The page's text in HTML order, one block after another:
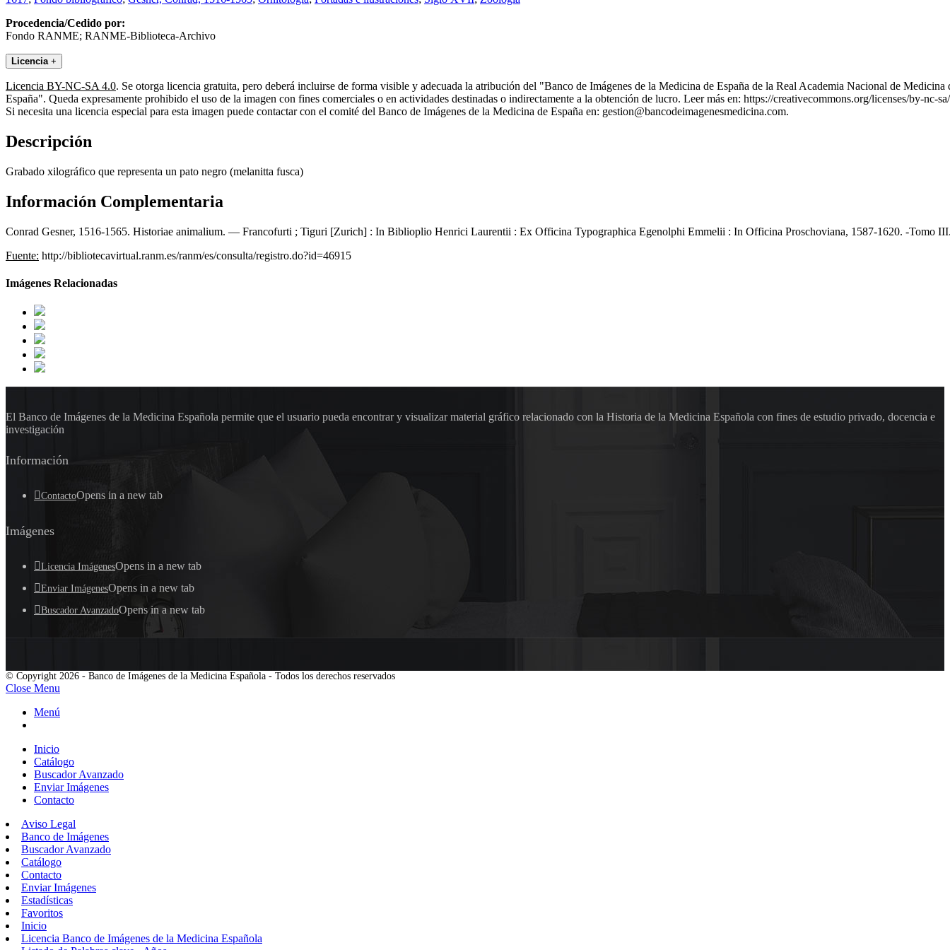
Procedencia/Cedido por:
Fondo RANME; RANME-Biblioteca-Archivo
Licencia +
Licencia BY-NC-SA 4.0. Se otorga licencia gratuita, pero deberá incluirse de forma visible y adecuada la atribución del "Banco de Imágenes de la Medicina de España de la Real Academia Nacional de Medicina
España". Queda expresamente prohibido el uso de la imagen con fines comerciales o en actividades destinadas o indirectamente a la obtención de lucro. Leer más en: https://creativecommons.org/licenses/by-nc-
Si necesita una licencia especial para esta imagen puede contactar con el comité del Banco de Imágenes de la Medicina de España en: gestion@bancodeimagenesmedicina.com.
Descripción
Grabado xilográfico que representa un pato negro (melanitta fusca)
Información Complementaria
Conrad Gesner, 1516-1565. Historiae animalium. — Francofurti ; Tiguri [Zurich] : In Biblioplio Henrici Laurentii : Ex Officina Typographica Egenolphi Emmelii : In Officina Proschoviana, 1587-1620. -Tomo
Fuente: http://bibliotecavirtual.ranm.es/ranm/es/consulta/registro.do?id=46915
Imágenes Relacionadas
El Banco de Imágenes de la Medicina Española permite que el usuario pueda encontrar y visualizar material gráfico relacionado con la Historia de la Medicina Española con fines de estudio privado, docencia e
investigación
Información
ContactoOpens in a new tab
Imágenes
Licencia ImágenesOpens in a new tab
Enviar ImágenesOpens in a new tab
Buscador AvanzadoOpens in a new tab
© Copyright 2026 - Banco de Imágenes de la Medicina Española - Todos los derechos reservados
Close Menu
Menú
Inicio
Catálogo
Buscador Avanzado
Enviar Imágenes
Contacto
Aviso Legal
Banco de Imágenes
Buscador Avanzado
Catálogo
Contacto
Enviar Imágenes
Estadísticas
Favoritos
Inicio
Licencia Banco de Imágenes de la Medicina Española